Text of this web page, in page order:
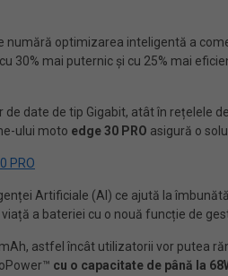
optimizarea inteligentă a
30% mai puternic și cu 25% mai
date de tip Gigabit, atât în rețelele
ului moto edge 30 PRO asigură o
Artificiale (AI) ce ajută la
a bateriei cu o nouă funcție de
astfel încât utilizatorii vor putea
cu o capacitate de până la